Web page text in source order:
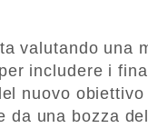
valutando una
includere i
nuovo
da una bozza